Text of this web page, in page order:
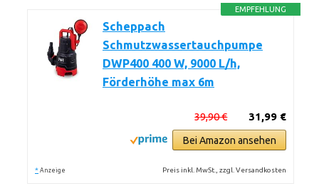
EMPFEHLUNG
Scheppach
Schmutzwassertauchpumpe
DWP400 400 W, 9000 L/h,
Förderhöhe max 6m
31,99 €
39,90 €
Bei Amazon ansehen
* Anzeige Preis inkl. MwSt., zzgl. Versandkosten